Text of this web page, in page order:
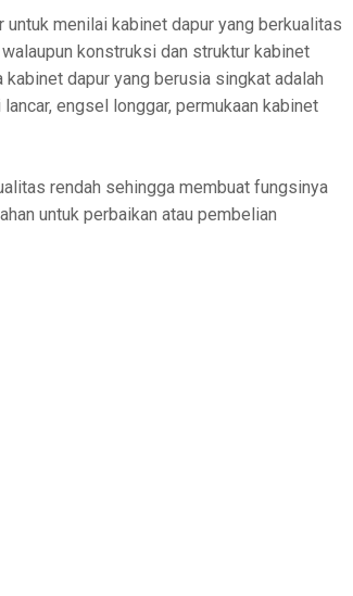
menilai kabinet dapur yang berkualitas
konstruksi dan struktur kabinet
dapur yang berusia singkat adalah
engsel longgar, permukaan kabinet
rendah sehingga membuat fungsinya
untuk perbaikan atau pembelian